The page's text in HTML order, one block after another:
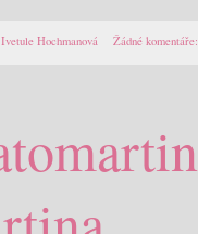
Hochmanová Žádné komentáře: